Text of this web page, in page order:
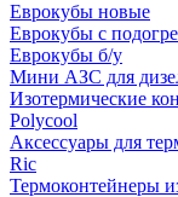
Еврокубы новые
Еврокубы с
Еврокубы б/у
Мини АЗС для
Изотермические
Polycool
Аксессуары для
Ric
Термоконтейнеры